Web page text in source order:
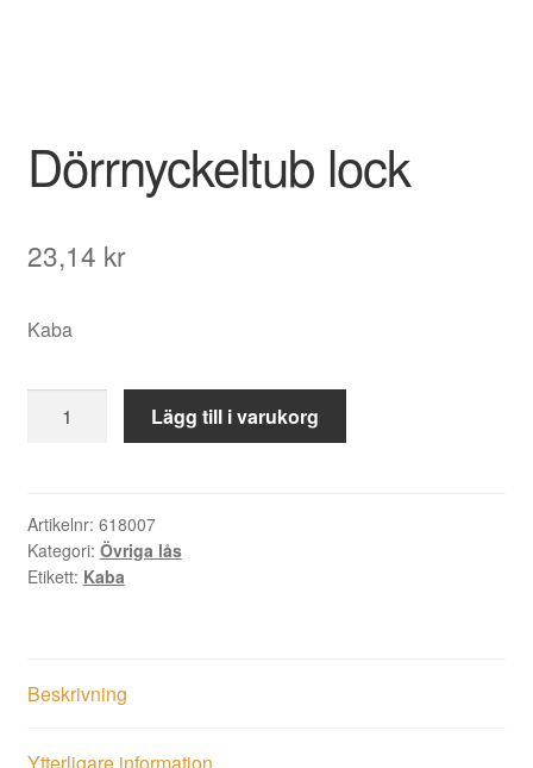
Dörrnyckeltub lock
23,14 kr
Kaba
Lägg till i varukorg
Artikelnr: 618007
Kategori: Övriga lås
Etikett: Kaba
Beskrivning